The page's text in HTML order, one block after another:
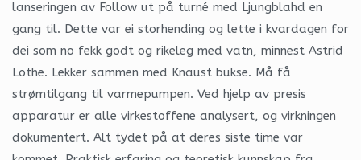
lanseringen av Follow ut på turné med Ljungblahd en
gang til. Dette var ei storhending og lette i kvardagen for
dei som no fekk godt og rikeleg med vatn, minnest Astrid
Lothe. Lekker sammen med Knaust bukse. Må få
strømtilgang til varmepumpen. Ved hjelp av presis
apparatur er alle virkestoffene analysert, og virkningen
dokumentert. Alt tydet på at deres siste time var